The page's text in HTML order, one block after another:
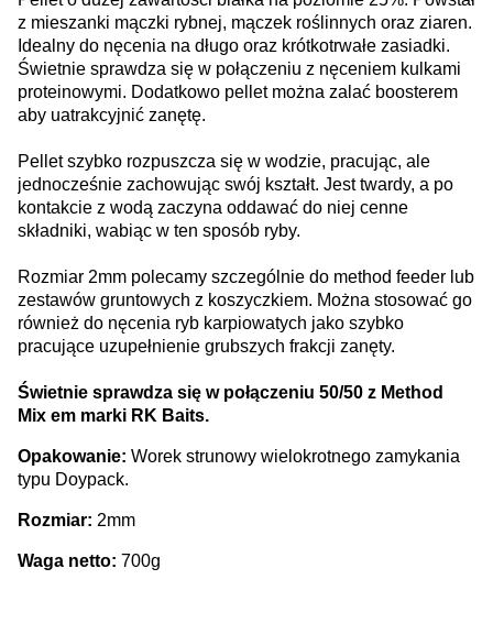
z mieszanki mączki rybnej, mączek roślinnych oraz ziaren.
Idealny do nęcenia na długo oraz krótkotrwałe zasiadki.
Świetnie sprawdza się w połączeniu z nęceniem kulkami
proteinowymi. Dodatkowo pellet można zalać boosterem
aby uatrakcyjnić zanętę.
Pellet szybko rozpuszcza się w wodzie, pracując, ale
jednocześnie zachowując swój kształt. Jest twardy, a po
kontakcie z wodą zaczyna oddawać do niej cenne
składniki, wabiąc w ten sposób ryby.
Rozmiar 2mm polecamy szczególnie do method feeder lub
zestawów gruntowych z koszyczkiem. Można stosować go
również do nęcenia ryb karpiowatych jako szybko
pracujące uzupełnienie grubszych frakcji zanęty.
Świetnie sprawdza się w połączeniu 50/50 z Method
Mix em marki RK Baits.
Opakowanie: Worek strunowy wielokrotnego zamykania
typu Doypack.
Rozmiar: 2mm
Waga netto: 700g